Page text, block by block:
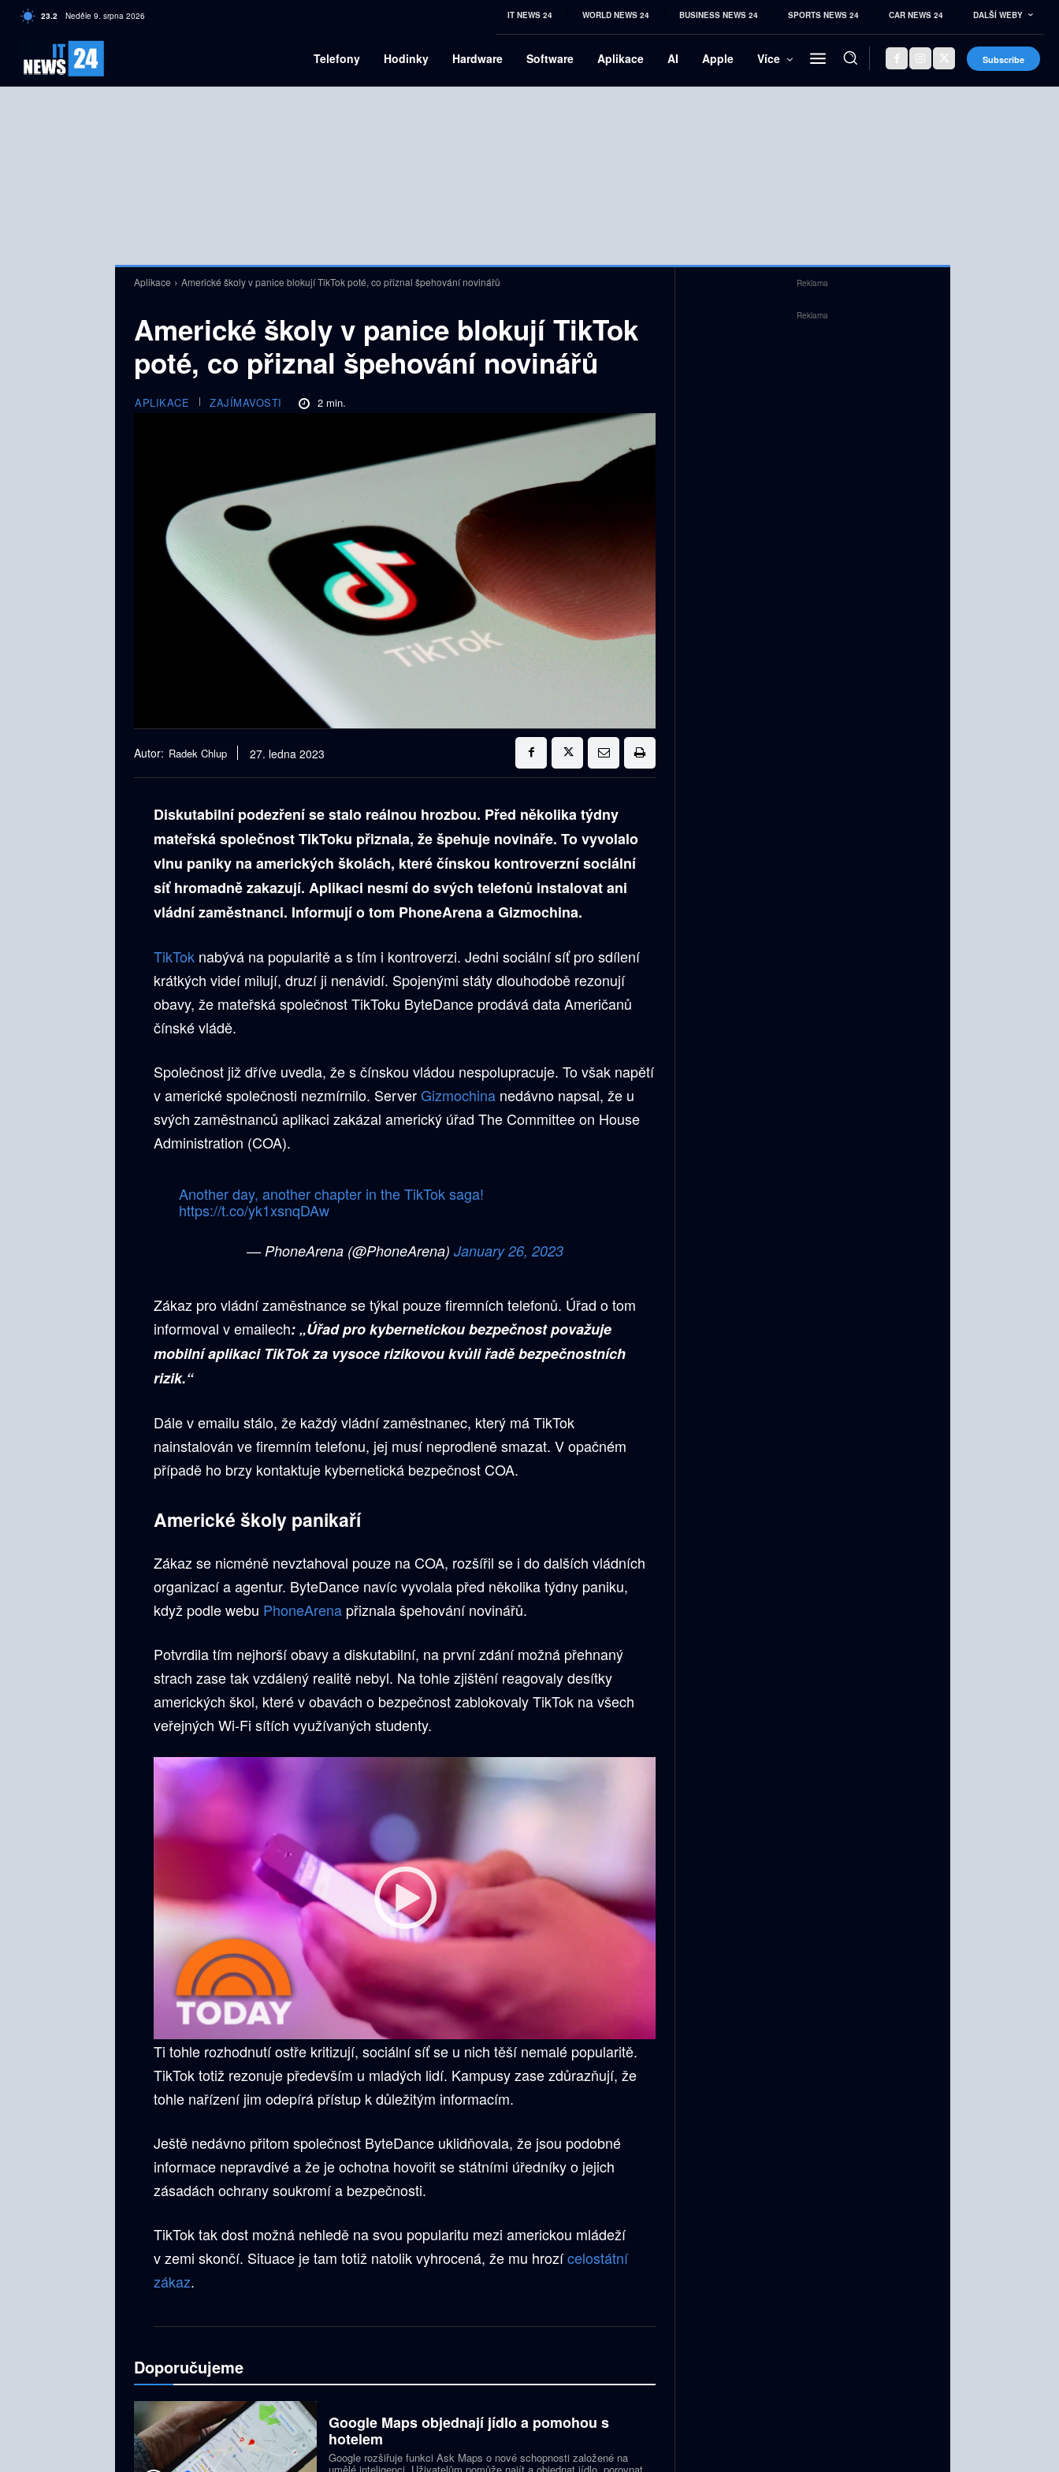
23.2 C Czech
Neděle 9. srpna 2026 IT NEWS 24 WORLD NEWS 24 BUSINESS NEWS 24 SPORTS NEWS 24 CAR NEWS 24 DALŠÍ WEBY
Telefony Hodinky Hardware Software Aplikace AI Apple Více Subscribe
Aplikace Americké školy v panice blokují TikTok poté, co přiznal špehování novinářů
Americké školy v panice blokují TikTok
poté, co přiznal špehování novinářů
APLIKACE ZAJÍMAVOSTI 2min.
Autor: Radek Chlup 27. ledna 2023
Diskutabilní podezření se stalo reálnou hrozbou. Před několika týdny
mateřská společnost TikToku přiznala, že špehuje novináře. To vyvolalo
vlnu paniky na amerických školách, které čínskou kontroverzní sociální
síť hromadně zakazují. Aplikaci nesmí do svých telefonů instalovat ani
vládní zaměstnanci. Informují o tom PhoneArena a Gizmochina.
TikTok nabývá na popularitě a s tím i kontroverzi. Jedni sociální síť pro sdílení
krátkých videí milují, druzí ji nenávidí. Spojenými státy dlouhodobě rezonují
obavy, že mateřská společnost TikToku ByteDance prodává data Američanů
čínské vládě.
Společnost již dříve uvedla, že s čínskou vládou nespolupracuje. To však napětí
v americké společnosti nezmírnilo. ServerGizmochina nedávno napsal, že u
svých zaměstnanců aplikaci zakázal americký úřad The Committee on House
Administration (COA).
Another day, another chapter in the TikTok saga!
https://t.co/yk1xsnqDAw
— PhoneArena (@PhoneArena) January 26, 2023
Zákaz pro vládní zaměstnance se týkal pouze firemních telefonů. Úřad o tom
informoval v emailech: „Úřad pro kybernetickou bezpečnost považuje
mobilní aplikaci TikTok za vysoce rizikovou kvůli řadě bezpečnostních
rizik.“
Dále v emailu stálo, že každý vládní zaměstnanec, který má TikTok
nainstalován ve firemním telefonu, jej musí neprodleně smazat. V opačném
případě ho brzy kontaktuje kybernetická bezpečnost COA.
Americké školy panikaří
Zákaz se nicméně nevztahoval pouze na COA, rozšířil se i do dalších vládních
organizací a agentur. ByteDance navíc vyvolala před několika týdny paniku,
když podle webu PhoneArena přiznala špehování novinářů.
Potvrdila tím nejhorší obavy a diskutabilní, na první zdání možná přehnaný
strach zase tak vzdálený realitě nebyl. Na tohle zjištění reagovaly desítky
amerických škol, které v obavách o bezpečnost zablokovaly TikTok na všech
veřejných Wi-Fi sítích využívaných studenty.
Ti tohle rozhodnutí ostře kritizují, sociální síť se u nich těší nemalé popularitě.
TikTok totiž rezonuje především u mladých lidí. Kampusy zase zdůrazňují, že
tohle nařízení jim odepírá přístup k důležitým informacím.
Ještě nedávno přitom společnost ByteDance uklidňovala, že jsou podobné
informace nepravdivé a že je ochotna hovořit se státními úředníky o jejich
zásadách ochrany soukromí a bezpečnosti.
TikTok tak dost možná nehledě na svou popularitu mezi americkou mládeží
v zemi skončí. Situace je tam totiž natolik vyhrocená, že mu hrozícelostátní
zákaz.
Doporučujeme
Google Maps objednají jídlo a pomohou s
hotelem
Google rozšiřuje funkci Ask Maps o nové schopnosti založené na
umělé inteligenci. Uživatelům pomůže najít a objednat jídlo, porovnat
Reklama
Reklama